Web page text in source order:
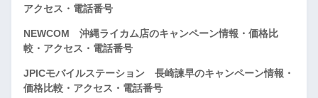
アクセス・電話番号
NEWCOM 沖縄ライカム店のキャンペーン情報・価格比
較・アクセス・電話番号
JPICモバイルステーション 長崎諫早のキャンペーン情報・
価格比較・アクセス・電話番号